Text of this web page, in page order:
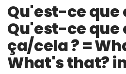
Qu'est-ce que
Qu'est-ce que
ça/cela ? =
What's that?